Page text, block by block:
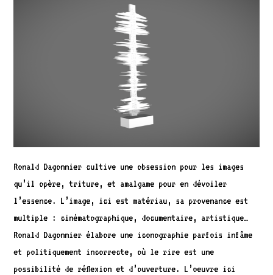
Ronald Dagonnier cultive une obsession pour les images
qu’il opère, triture, et amalgame pour en dévoiler
l’essence. L’image, ici est matériau, sa provenance est
multiple : cinématographique, documentaire, artistique…
Ronald Dagonnier élabore une iconographie parfois infâme
et politiquement incorrecte, où le rire est une
possibilité de réflexion et d’ouverture. L’oeuvre ici